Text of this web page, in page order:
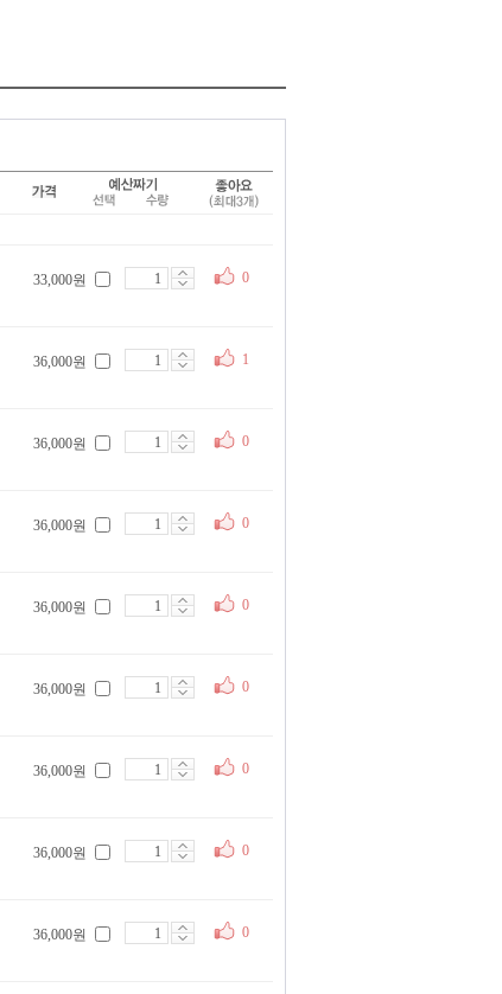
33,000원 0
36,000원 1
36,000원 0
36,000원 0
36,000원 0
36,000원 0
36,000원 0
36,000원 0
36,000원 0